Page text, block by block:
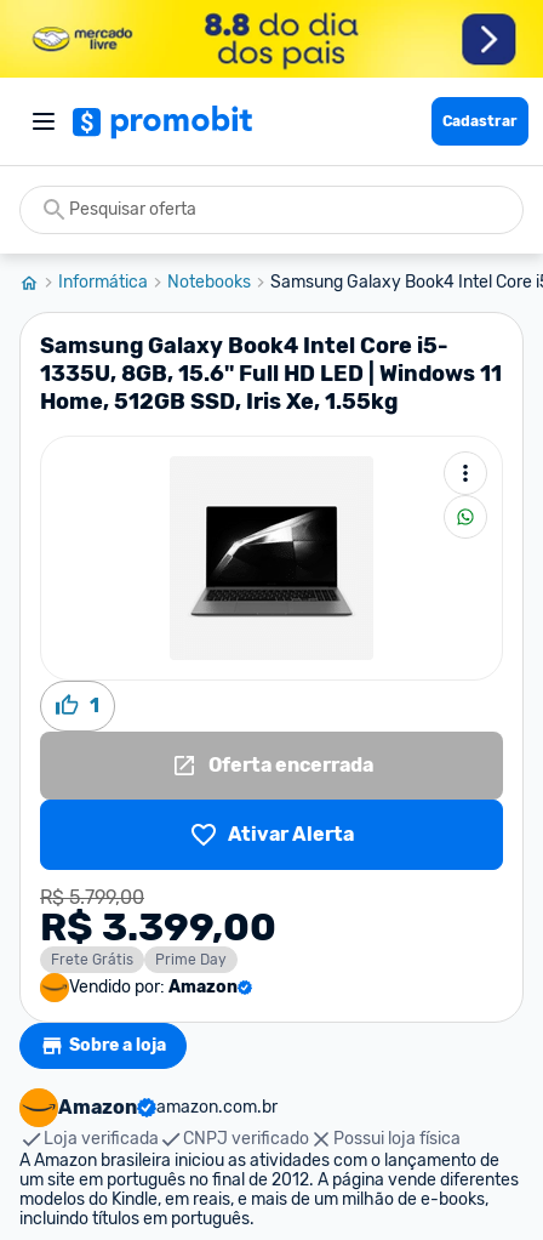
Cadastrar
Informática Notebooks Samsung Galaxy Book4 Intel Core
Samsung Galaxy Book4 Intel Core i5-
1335U, 8GB, 15.6'' Full HD LED | Windows 11
Home, 512GB SSD, Iris Xe, 1.55kg
1
Oferta encerrada
Ativar Alerta
R$ 5.799,00
R$ 3.399,00
Frete Grátis Prime Day
Vendido por: Amazon
Sobre a loja
Amazon
amazon.com.br
Loja verificada
CNPJ verificado
Possui loja física
A Amazon brasileira iniciou as atividades com o lançamento de
um site em português no final de 2012. A página vende diferentes
modelos do Kindle, em reais, e mais de um milhão de e-books,
incluindo títulos em português.